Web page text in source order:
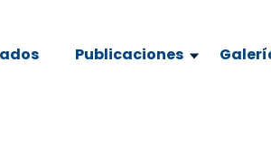
Publicaciones